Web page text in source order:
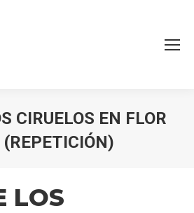
CIRUELOS EN FLOR
LOS